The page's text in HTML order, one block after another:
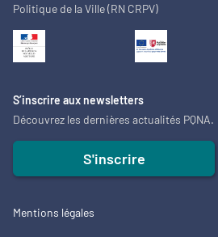
Politique de la Ville (RN CRPV)
S’inscrire aux newsletters
Découvrez les dernières actualités PQNA.
S'inscrire
Mentions légales